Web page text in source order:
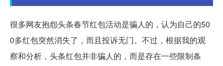
很多网友抱怨头条春节红包活动是骗人的，认为自己的50
0多红包突然消失了，而且投诉无门。不过，根据我的观
察和分析，头条红包并非骗人的，而是存在一些限制条